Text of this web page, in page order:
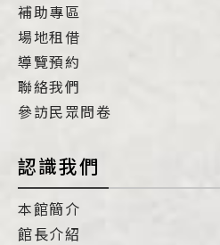
補助專區
場地租借
導覽預約
聯絡我們
參訪民眾問卷
認識我們
本館簡介
館長介紹